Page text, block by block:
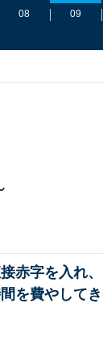
08 09
赤字を入れ
を費やして